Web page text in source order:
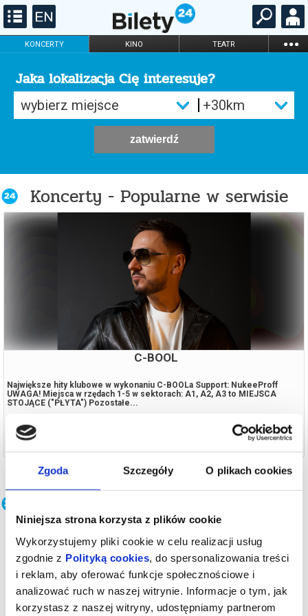
Zgoda Szczegóły O plikach cookies
Niniejsza strona korzysta z plików cookie
Wykorzystujemy pliki cookie w celu realizacji usług
zgodnie z Polityką cookies , do spersonalizowania treści
i reklam, aby oferować funkcje społecznościowe i
analizować ruch w naszej witrynie. Informacje o tym, jak
korzystasz z naszej witryny, udostępniamy partnerom
KONCERTY KINO TEATR ...
ONLINE
Jaka lokalizacja Cię interesuje?
zatwierdź
Koncerty - Popularne w serwisie
C-BOOL
Największe hity klubowe w wykonaniu C-BOOLa Support: NukeeProff
UWAGA! Miejsca w rzędach 1-5 w sektorach: A1, A2, A3 to MIEJSCA
STOJĄCE ("PŁYTA") Pozostałe...